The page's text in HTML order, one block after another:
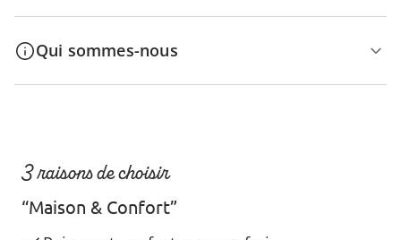
Qui sommes-nous
3 raisons de choisir
“Maison & Confort”